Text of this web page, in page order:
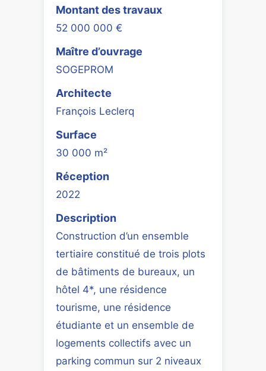
Montant des travaux
52 000 000 €
Maître d’ouvrage
SOGEPROM
Architecte
François Leclerq
Surface
30 000 m²
Réception
2022
Description
Construction d’un ensemble
tertiaire constitué de trois plots
de bâtiments de bureaux, un
hôtel 4*, une résidence
tourisme, une résidence
étudiante et un ensemble de
logements collectifs avec un
parking commun sur 2 niveaux